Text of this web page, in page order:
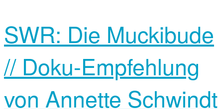
SWR: Die Muckibude
// Doku-Empfehlung
von Annette Schwindt